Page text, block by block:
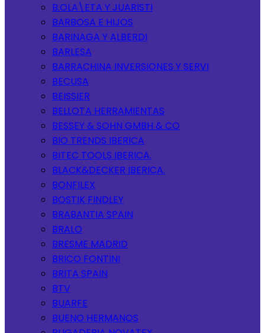
B.OLA\ETA Y JUARISTI
BARBOSA E HIJOS
BARINAGA Y ALBERDI
BARLESA
BARRACHINA INVERSIONES Y SERVI
BECUSA
BEISSIER
BELLOTA HERRAMIENTAS
BESSEY & SOHN GMBH & CO
BIO TRENDS IBERICA
BITEC TOOLS IBERICA.
BLACK&DECKER IBERICA.
BONFILEX
BOSTIK FINDLEY
BRABANTIA SPAIN
BRALO
BRESME MADRID
BRICO FONTINI
BRITA SPAIN
BTV
BUARFE
BUENO HERMANOS